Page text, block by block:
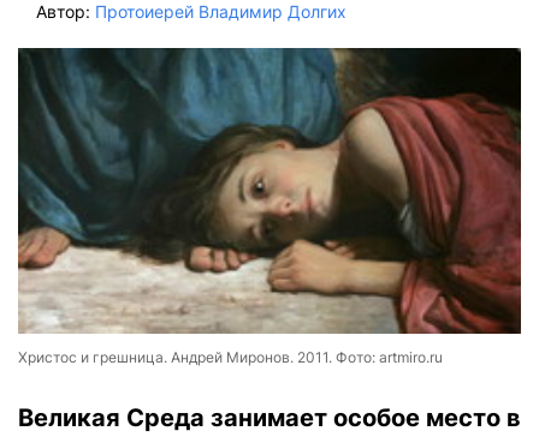
Автор: Протоиерей Владимир Долгих
Христос и грешница. Андрей Миронов. 2011. Фото: artmiro.ru
Великая Среда занимает особое место в